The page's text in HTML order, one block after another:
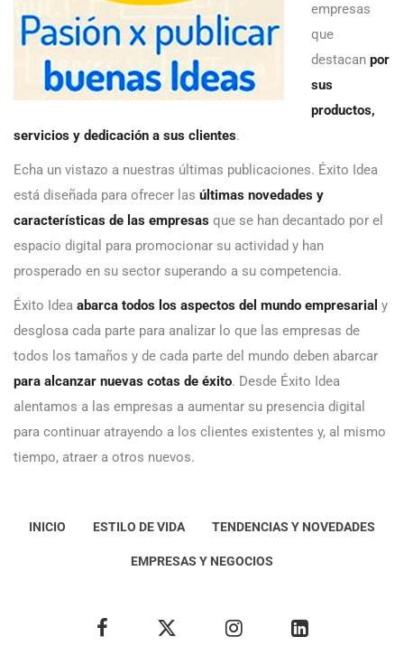
empresas
que
destacan por
sus
productos,
servicios y dedicación a sus clientes.
Echa un vistazo a nuestras últimas publicaciones. Éxito Idea
está diseñada para ofrecer las últimas novedades y
características de las empresas que se han decantado por el
espacio digital para promocionar su actividad y han
prosperado en su sector superando a su competencia.
Éxito Idea abarca todos los aspectos del mundo empresarial y
desglosa cada parte para analizar lo que las empresas de
todos los tamaños y de cada parte del mundo deben abarcar
para alcanzar nuevas cotas de éxito. Desde Éxito Idea
alentamos a las empresas a aumentar su presencia digital
para continuar atrayendo a los clientes existentes y, al mismo
tiempo, atraer a otros nuevos.
INICIO ESTILO DE VIDA TENDENCIAS Y NOVEDADES
EMPRESAS Y NEGOCIOS